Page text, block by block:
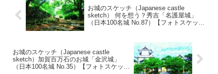
お城のスケッチ（Japanese castle
sketch） 何を想う？秀吉「名護屋城」
（日本100名城 No.87）【フォトスケッチ
お城のスケッチ（Japanese castle
sketch）加賀百万石のお城「金沢城」
（日本100名城 No.35）【フォトスケッチ